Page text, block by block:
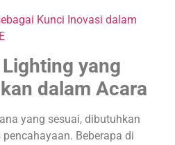
Kunci Inovasi dalam
yang
dalam Acara
yang sesuai, dibutuhkan
Beberapa di